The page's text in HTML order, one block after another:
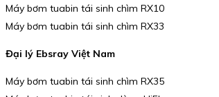
Máy bơm tuabin tái sinh chìm RX10
Máy bơm tuabin tái sinh chìm RX33
Đại lý Ebsray Việt Nam
Máy bơm tuabin tái sinh chìm RX35